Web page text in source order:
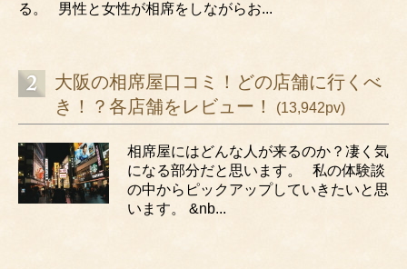
る。 男性と女性が相席をしながらお...
大阪の相席屋口コミ！どの店舗に行くべ
き！？各店舗をレビュー！
(13,942pv)
相席屋にはどんな人が来るのか？凄く気
になる部分だと思います。 私の体験談
の中からピックアップしていきたいと思
います。 &nb...